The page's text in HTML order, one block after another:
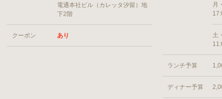
電通本社ビル（カレッタ汐留）地
下2階
クーポン あり
月
土
ランチ予算
ディナー予算